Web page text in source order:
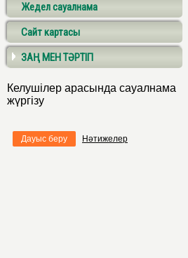
Жедел сауалнама
Сайт картасы
ЗАҢ МЕН ТӘРТІП
Келушілер арасында сауалнама
жүргізу
Дауыс беру Нәтижелер